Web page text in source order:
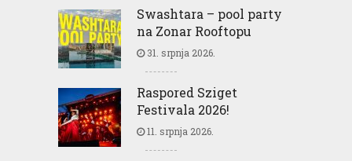
Swashtara – pool party
na Zonar Rooftopu
31. srpnja 2026.
Raspored Sziget
Festivala 2026!
11. srpnja 2026.